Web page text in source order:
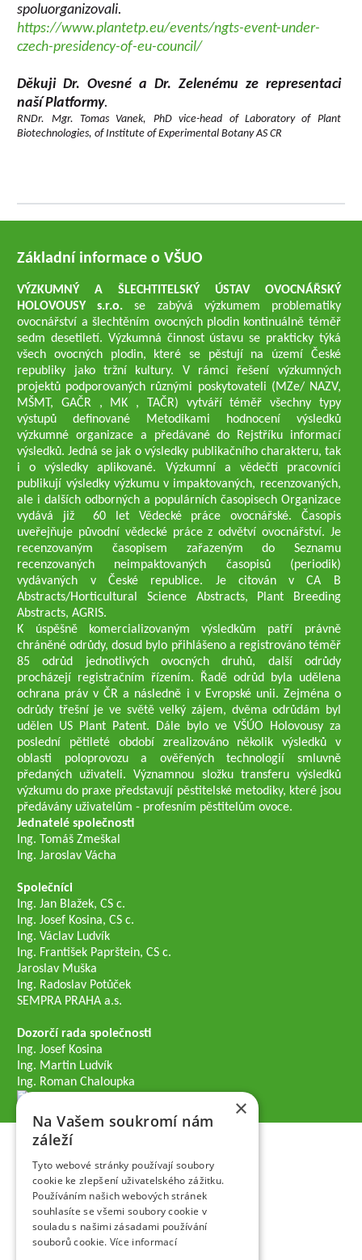
spoluorganizovali.
https://www.plantetp.eu/events/ngts-event-under-
czech-presidency-of-eu-council/
Děkuji Dr. Ovesné a Dr. Zelenému ze representaci
naší Platformy.
RNDr. Mgr. Tomas Vanek, PhD vice-head of Laboratory of Plant
Biotechnologies, of Institute of Experimental Botany AS CR
Základní informace o VŠUO
VÝZKUMNÝ A ŠLECHTITELSKÝ ÚSTAV OVOCNÁŘSKÝ
HOLOVOUSY s.r.o.se zabývá výzkumem problematiky
ovocnářství a šlechtěním ovocných plodin kontinuálně téměř
sedm desetiletí. Výzkumná činnost ústavu se prakticky týká
všech ovocných plodin, které se pěstují na území České
republiky jako tržní kultury. V rámci řešení výzkumných
projektů podporovaných různými poskytovateli (MZe/ NAZV,
MŠMT, GAČR , MK , TAČR) vytváří téměř všechny typy
výstupů definované Metodikami hodnocení výsledků
výzkumné organizace a předávané do Rejstříku informací
výsledků. Jedná se jak o výsledky publikačního charakteru, tak
i o výsledky aplikované. Výzkumní a vědečtí pracovníci
publikují výsledky výzkumu v impaktovaných, recenzovaných,
ale i dalších odborných a populárních časopisech Organizace
vydává již 60 let Vědecké práce ovocnářské. Časopis
uveřejňuje původní vědecké práce z odvětví ovocnářství. Je
recenzovaným časopisem zařazeným do Seznamu
recenzovaných neimpaktovaných časopisů (periodik)
vydávaných v České republice. Je citován v CA B
Abstracts/Horticultural Science Abstracts, Plant Breeding
Abstracts, AGRIS.
K úspěšně komercializovaným výsledkům patří právně
chráněné odrůdy, dosud bylo přihlášeno a registrováno téměř
85 odrůd jednotlivých ovocných druhů, další odrůdy
procházejí registračním řízením. Řadě odrůd byla udělena
ochrana práv v ČR a následně i v Evropské unii. Zejména o
odrůdy třešní je ve světě velký zájem, dvěma odrůdám byl
udělen US Plant Patent. Dále bylo ve VŠÚO Holovousy za
poslední pětileté období zrealizováno několik výsledků v
oblasti poloprovozu a ověřených technologií smluvně
předaných uživateli. Významnou složku transferu výsledků
výzkumu do praxe představují pěstitelské metodiky, které jsou
předávány uživatelům - profesním pěstitelům ovoce.
Jednatelé společnosti
Ing. Tomáš Zmeškal
Ing. Jaroslav Vácha
Společníci
Ing. Jan Blažek, CS c.
Ing. Josef Kosina, CS c.
Ing. Václav Ludvík
Ing. František Paprštein, CS c.
Jaroslav Muška
Ing. Radoslav Potůček
SEMPRA PRAHA a.s.
Dozorčí rada společnosti
Ing. Josef Kosina
Ing. Martin Ludvík
Ing. Roman Chaloupka
×
Na Vašem soukromí nám
záleží
Tyto webové stránky používají soubory
cookie ke zlepšení uživatelského zážitku.
Používáním našich webových stránek
souhlasíte se všemi soubory cookie v
souladu s našimi zásadami používání
souborů cookie. Více informací